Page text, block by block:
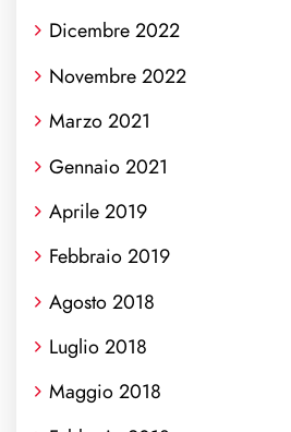
Dicembre 2022
Novembre 2022
Marzo 2021
Gennaio 2021
Aprile 2019
Febbraio 2019
Agosto 2018
Luglio 2018
Maggio 2018